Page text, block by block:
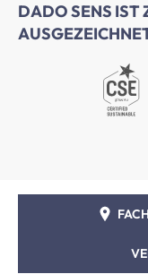
DADO SENS IST